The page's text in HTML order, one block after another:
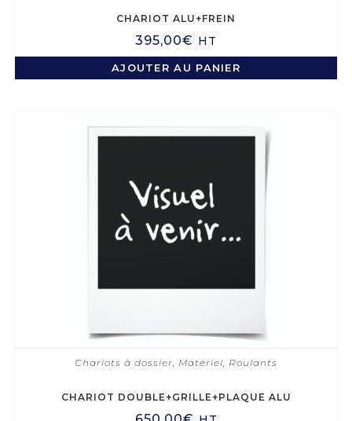
CHARIOT ALU+FREIN
395,00€ HT
AJOUTER AU PANIER
Chariots à dossier, Matériel, Roulants
CHARIOT DOUBLE+GRILLE+PLAQUE ALU